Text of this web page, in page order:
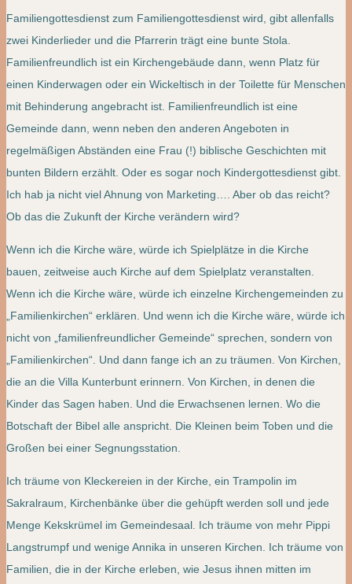
Familiengottesdienst zum Familiengottesdienst wird, gibt allenfalls
zwei Kinderlieder und die Pfarrerin trägt eine bunte Stola.
Familienfreundlich ist ein Kirchengebäude dann, wenn Platz für
einen Kinderwagen oder ein Wickeltisch in der Toilette für Menschen
mit Behinderung angebracht ist. Familienfreundlich ist eine
Gemeinde dann, wenn neben den anderen Angeboten in
regelmäßigen Abständen eine Frau (!) biblische Geschichten mit
bunten Bildern erzählt. Oder es sogar noch Kindergottesdienst gibt.
Ich hab ja nicht viel Ahnung von Marketing…. Aber ob das reicht?
Ob das die Zukunft der Kirche verändern wird?
Wenn ich die Kirche wäre, würde ich Spielplätze in die Kirche
bauen, zeitweise auch Kirche auf dem Spielplatz veranstalten.
Wenn ich die Kirche wäre, würde ich einzelne Kirchengemeinden zu
„Familienkirchen“ erklären. Und wenn ich die Kirche wäre, würde ich
nicht von „familienfreundlicher Gemeinde“ sprechen, sondern von
„Familienkirchen“. Und dann fange ich an zu träumen. Von Kirchen,
die an die Villa Kunterbunt erinnern. Von Kirchen, in denen die
Kinder das Sagen haben. Und die Erwachsenen lernen. Wo die
Botschaft der Bibel alle anspricht. Die Kleinen beim Toben und die
Großen bei einer Segnungsstation.
Ich träume von Kleckereien in der Kirche, ein Trampolin im
Sakralraum, Kirchenbänke über die gehüpft werden soll und jede
Menge Kekskrümel im Gemeindesaal. Ich träume von mehr Pippi
Langstrumpf und wenige Annika in unseren Kirchen. Ich träume von
Familien, die in der Kirche erleben, wie Jesus ihnen mitten im